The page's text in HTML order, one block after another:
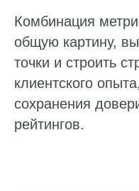
Комбинация
общую картину,
точки и строить
клиентского
сохранения
рейтингов.